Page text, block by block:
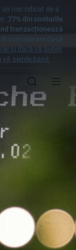
risc ridicat de a
77% din conturile
tranzacționează
considerare dacă
și dacă vă puteți
pierde banii.